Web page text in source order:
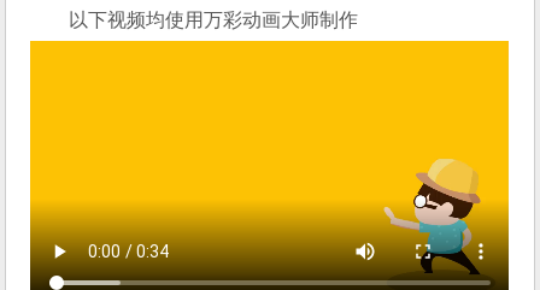
以下视频均使用万彩动画大师制作